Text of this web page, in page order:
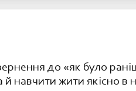
до «як було
й навчити жити якісно в